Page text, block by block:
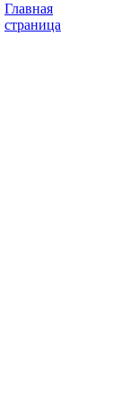
Главная
страница